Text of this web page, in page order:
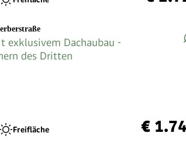
exklusivem Dachaubau -
des Dritten
Freifläche €